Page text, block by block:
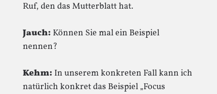
Ruf, den das Mutterblatt hat.
Jauch: Können Sie mal ein Beispiel
nennen?
Kehm: In unserem konkreten Fall kann ich
natürlich konkret das Beispiel „Focus